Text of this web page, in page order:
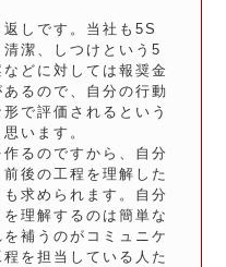
しです。当社も5S
潔、しつけという5
どに対しては報奨金
るので、自分の行動
で評価されるという
います。
るのですから、自分
後の工程を理解した
求められます。自分
理解するのは簡単な
補うのがコミュニケ
を担当している人た